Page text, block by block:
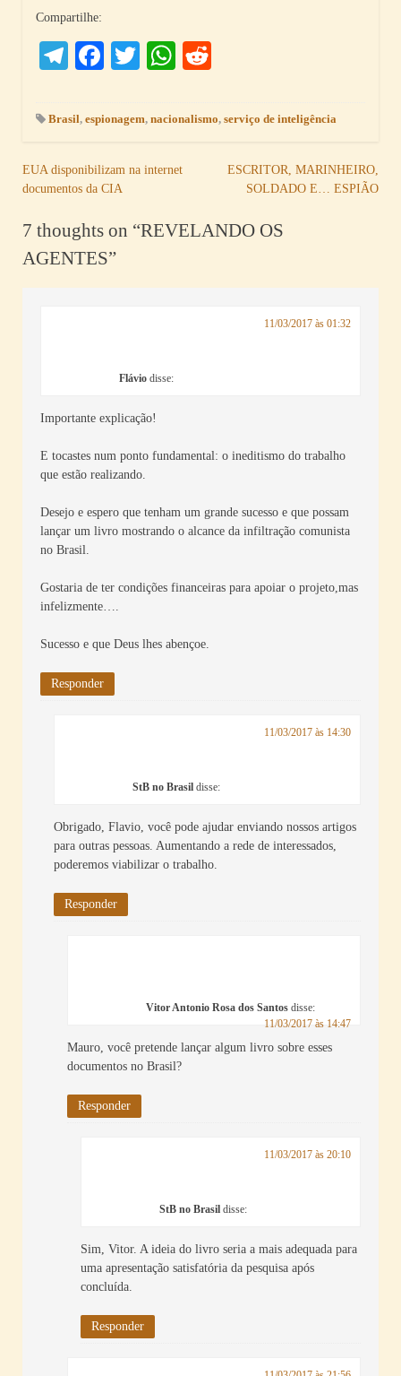
Compartilhe:
Telegram
Facebook
TwitterWhatsApp
Brasil, espionagem, nacionalismo, serviço de inteligência
Navegação
Post
EUA disponibilizam na internet
documentos da CIA
ESCRITOR, MARINHEIRO,
SOLDADO E… ESPIÃO
7 thoughts on “REVELANDO OS
AGENTES”
Flávio disse:
11/03/2017 às 01:32
Importante explicação!
E tocastes num ponto fundamental: o ineditismo do trabalho
que estão realizando.
Desejo e espero que tenham um grande sucesso e que possam
lançar um livro mostrando o alcance da infiltração comunista
no Brasil.
Gostaria de ter condições financeiras para apoiar o projeto,mas
infelizmente….
Sucesso e que Deus lhes abençoe.
Responder
StB no Brasil disse:
11/03/2017 às 14:30
Obrigado, Flavio, você pode ajudar enviando nossos artigos
para outras pessoas. Aumentando a rede de interessados,
poderemos viabilizar o trabalho.
Responder
Vitor Antonio Rosa dos Santos disse:
11/03/2017 às 14:47
Mauro, você pretende lançar algum livro sobre esses
documentos no Brasil?
Responder
StB no Brasil disse:
11/03/2017 às 20:10
Sim, Vitor. A ideia do livro seria a mais adequada para
uma apresentação satisfatória da pesquisa após
concluída.
Responder